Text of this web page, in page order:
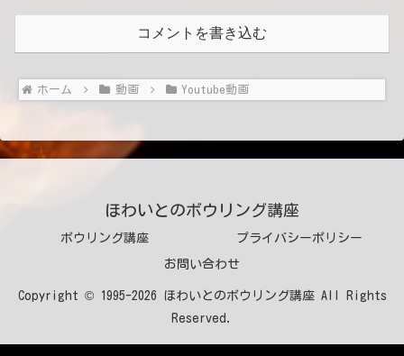
コメントを書き込む
ホーム 動画 Youtube動画
ほわいとのボウリング講座
ボウリング講座 プライバシーポリシー
お問い合わせ
Copyright © 1995-2026 ほわいとのボウリング講座 All Rights
Reserved.